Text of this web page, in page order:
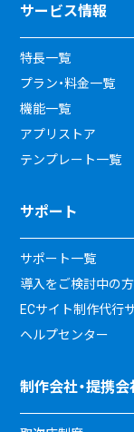
サービス情報
特長一覧
プラン・料金一覧
機能一覧
アプリストア
テンプレート一覧
サポート
サポート一覧
導入をご検討中の
ECサイト制作代行
ヘルプセンター
制作会社・提携